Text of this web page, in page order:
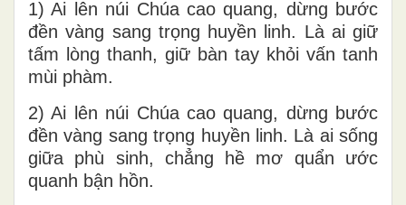
1) Ai lên núi Chúa cao quang, dừng bước
đền vàng sang trọng huyền linh. Là ai giữ
tấm lòng thanh, giữ bàn tay khỏi vấn tanh
mùi phàm.
2) Ai lên núi Chúa cao quang, dừng bước
đền vàng sang trọng huyền linh. Là ai sống
giữa phù sinh, chẳng hề mơ quẩn ước
quanh bận hồn.